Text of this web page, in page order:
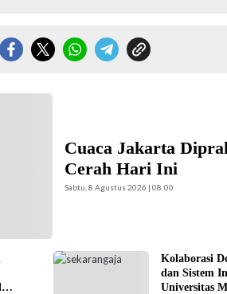
Doc-
Cuaca Jakarta
Cerah Hari Ini
Sabtu, 8 Agustus 2026 | 08:00
Kolaborasi Dosen
Kolaborasi
dan Sistem
Universitas